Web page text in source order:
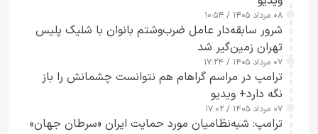
۰۸ مرداد ۱۴۰۵ / ۱۰:۵۴
شرور سابقه‌دار عامل ضرب‌وشتم بانوان با شلیک پلیس
تهران زمین‌گیر شد
۰۷ مرداد ۱۴۰۵ / ۱۷:۲۴
ترامپ در مراسم گراهام هم نتوانست چشمانش را باز
نگه دارد+ ویدیو
۰۷ مرداد ۱۴۰۵ / ۱۷:۰۲
ترامپ: شبه‌نظامیان مورد حمایت ایران «سرطان جهان»